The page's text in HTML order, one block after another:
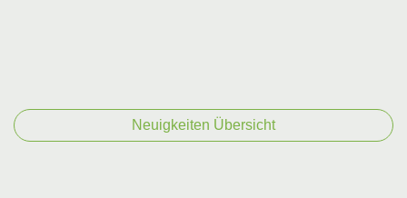
Neuigkeiten Übersicht